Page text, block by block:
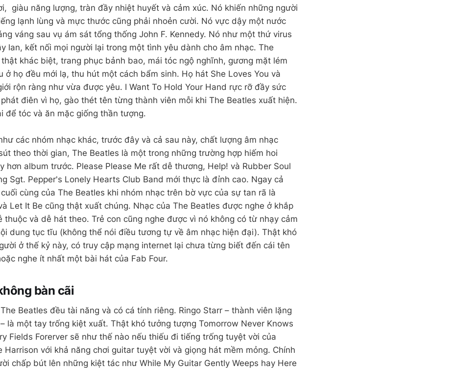
giàu năng lượng, tràn đầy nhiệt huyết và cảm xúc. Nó khiến những người
lạnh lùng và mực thước cũng phải nhoẻn cười. Nó vực dậy một nước
váng sau vụ ám sát tổng thống John F. Kennedy. Nó như một thứ virus
lan, kết nối mọi người lại trong một tình yêu dành cho âm nhạc. The
khác biệt, trang phục bảnh bao, mái tóc ngộ nghĩnh, gương mặt lém
ở họ đều mới lạ, thu hút một cách bẩm sinh. Họ hát She Loves You và
rộn ràng như vừa được yêu. I Want To Hold Your Hand rực rỡ đầy sức
điên vì họ, gào thét tên từng thành viên mỗi khi The Beatles xuất hiện.
để tóc và ăn mặc giống thần tượng.
các nhóm nhạc khác, trước đây và cả sau này, chất lượng âm nhạc
theo thời gian, The Beatles là một trong những trường hợp hiếm hoi
hơn album trước. Please Please Me rất dễ thương, Help! và Rubber Soul
Sgt. Pepper's Lonely Hearts Club Band mới thực là đỉnh cao. Ngay cả
cùng của The Beatles khi nhóm nhạc trên bờ vực của sự tan rã là
Let It Be cũng thật xuất chúng. Nhạc của The Beatles được nghe ở khắp
thuộc và dễ hát theo. Trẻ con cũng nghe được vì nó không có từ nhạy cảm
dung tục tĩu (không thể nói điều tương tự về âm nhạc hiện đại). Thật khó
ở thế kỷ này, có truy cập mạng internet lại chưa từng biết đến cái tên
nghe ít nhất một bài hát của Fab Four.
bàn cãi
Beatles đều tài năng và có cá tính riêng. Ringo Starr – thành viên lặng
là một tay trống kiệt xuất. Thật khó tưởng tượng Tomorrow Never Knows
Fields Forerver sẽ như thế nào nếu thiếu đi tiếng trống tuyệt vời của
Harrison với khả năng chơi guitar tuyệt vời và giọng hát mềm mỏng. Chính
chấp bút lên những kiệt tác như While My Guitar Gently Weeps hay Here